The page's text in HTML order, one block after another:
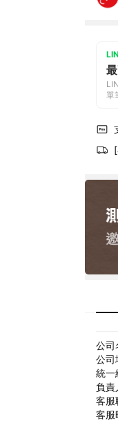
單
公司
公司
統
負責
客
客